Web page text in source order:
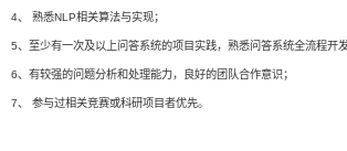
4、 熟悉NLP相关算法与实现；
5、至少有一次及以上问答系统的项目实践，熟悉问答系统全流程开发
6、有较强的问题分析和处理能力，良好的团队合作意识；
7、 参与过相关竞赛或科研项目者优先。